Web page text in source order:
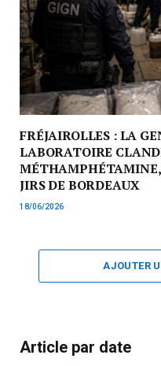
FRÉJAIROLLES : LA
LABORATOIRE
JIRS DE BORDEAUX
18/06/2026
AJOUTER
Article par date